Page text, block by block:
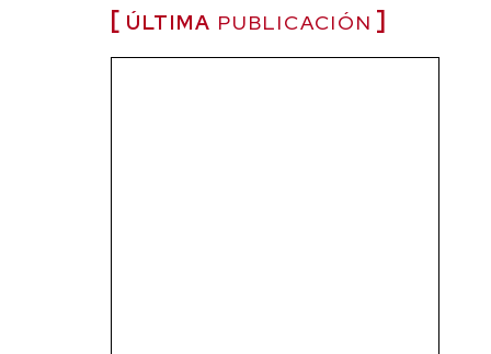
ÚLTIMA PUBLICACIÓN